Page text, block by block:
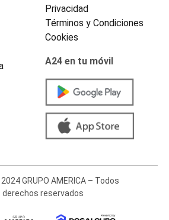
Privacidad
Términos y Condiciones
Cookies
A24 en tu móvil
GRUPO AMERICA – Todos
derechos reservados